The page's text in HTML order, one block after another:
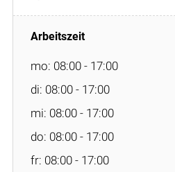
mo: 08:00 - 17:00
di: 08:00 - 17:00
mi: 08:00 - 17:00
do: 08:00 - 17:00
fr: 08:00 - 17:00